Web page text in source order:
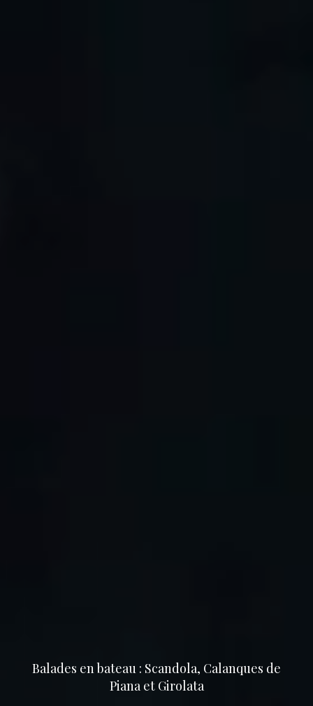
Balades en bateau : Scandola, Calanques de
Piana et Girolata